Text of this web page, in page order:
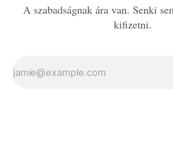
A szabadságnak ára van. Senki
kifizetni.